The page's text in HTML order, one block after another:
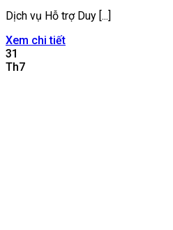
Dịch vụ Hỗ trợ Duy [...]
Xem chi tiết
31
Th7